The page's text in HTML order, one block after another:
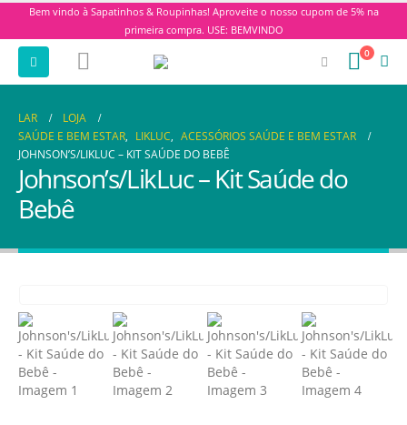
Bem vindo à Sapatinhos & Roupinhas! Aproveite o nosso cupom de 5% na
primeira compra. USE: BEMVINDO
0
LAR
LOJA
SAÚDE E BEM ESTAR, LIKLUC, ACESSÓRIOS SAÚDE E BEM ESTAR
JOHNSON’S/LIKLUC – KIT SAÚDE DO BEBÊ
Johnson’s/LikLuc – Kit Saúde do
Bebê